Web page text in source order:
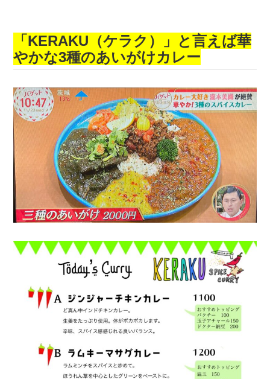
「KERAKU（ケラク）」と言えば華
やかな3種のあいがけカレー